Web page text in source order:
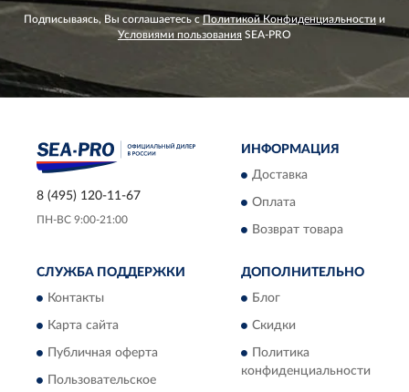
Подписываясь, Вы соглашаетесь сПолитикой Конфиденциальности и
Условиями пользования SEA-PRO
8 (495) 120-11-67
ПН-ВС 9:00-21:00
ИНФОРМАЦИЯ
Доставка
Оплата
Возврат товара
СЛУЖБА ПОДДЕРЖКИ
Контакты
Карта сайта
Публичная оферта
Пользовательское
ДОПОЛНИТЕЛЬНО
Блог
Скидки
Политика
конфиденциальности